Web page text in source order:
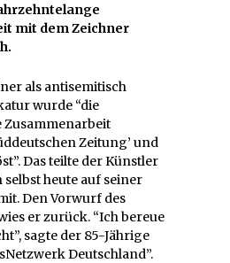
mit dem Zeichner
als antisemitisch
wurde “die
Zeitung’ und
Das teilte der Künstler
heute auf seiner
Den Vorwurf des
er zurück. “Ich bereue
sagte der 85-Jährige
Deutschland”.